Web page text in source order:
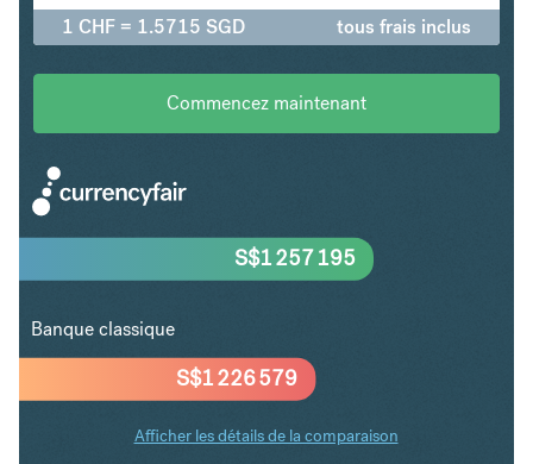
1 CHF = 1.5715 SGD tous frais inclus
Commencez maintenant
S$1 226 579
S$1 257 195
Banque classique
Afficher les détails de la comparaison